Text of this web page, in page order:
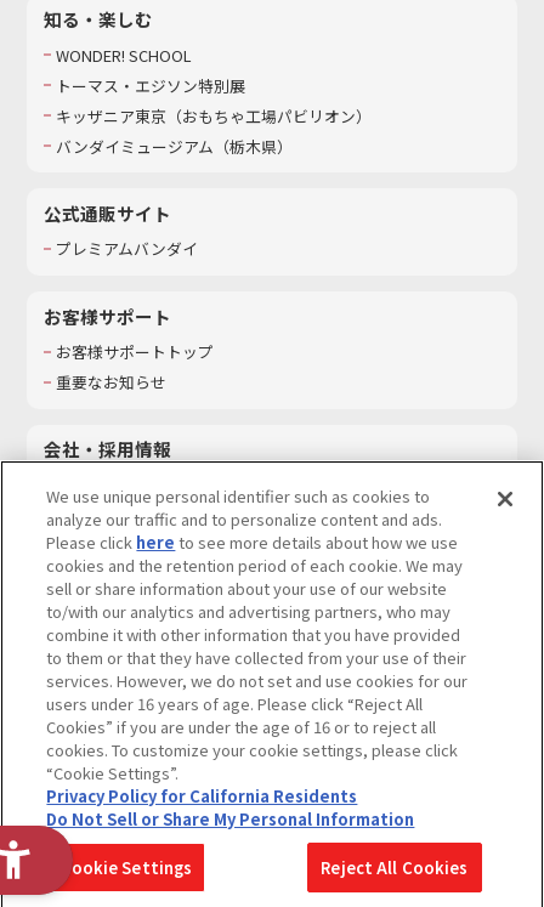
知る・楽しむ
WONDER! SCHOOL
トーマス・エジソン特別展
キッザニア東京（おもちゃ工場パビリオン）​
バンダイミュージアム（栃木県）
公式通販サイト
プレミアムバンダイ
お客様サポート
お客様サポートトップ
重要なお知らせ
会社・採用情報
採用情報
サステナビリティ
お問い合わせ
ウェブサイトご利用条件 ソーシャルメディアポリシー
個人情報及び特定個人情報等の取り扱いに関する保護方針
Do Not Sell or Share My Personal Information著作権・商標について
カスタマーハラスメントに対する基本的な対応方針
コピーライト一覧を表示する
We use unique personal identifier such as cookies to
analyze our traffic and to personalize content and ads.
Please click here to see more details about how we use
cookies and the retention period of each cookie. We may
sell or share information about your use of our website
to/with our analytics and advertising partners, who may
combine it with other information that you have provided
to them or that they have collected from your use of their
services. However, we do not set and use cookies for our
users under 16 years of age. Please click “Reject All
Cookies” if you are under the age of 16 or to reject all
cookies. To customize your cookie settings, please click
“Cookie Settings”.
Privacy Policy for California Residents
Do Not Sell or Share My Personal Information
Cookie Settings Reject All Cookies